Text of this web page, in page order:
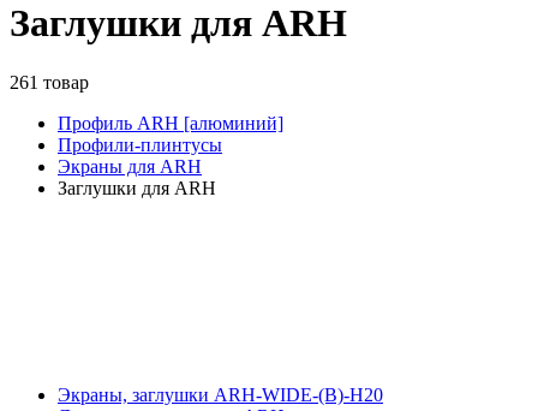
Заглушки для ARH
261 товар
Профиль ARH [алюминий]
Профили-плинтусы
Экраны для ARH
Заглушки для ARH
Экраны, заглушки ARH-WIDE-(B)-H20